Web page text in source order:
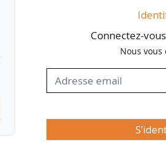
Connectez-
Nous vous